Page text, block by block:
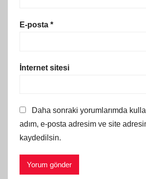
E-posta *
İnternet sitesi
Daha sonraki yorumlarımda
adım, e-posta adresim ve site
kaydedilsin.